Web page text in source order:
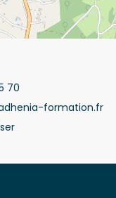
formation.fr